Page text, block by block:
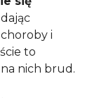
i
to
na nich brud.